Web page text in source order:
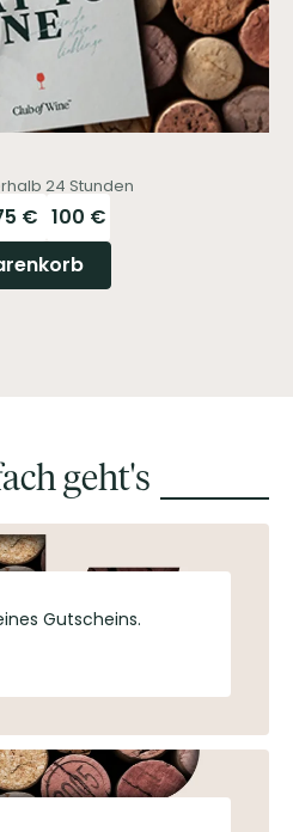
24 Stunden
€ 100 €
geht's
Gutscheins.